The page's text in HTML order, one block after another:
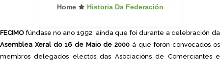
Home Historia Da Federación
FECIMO fúndase no ano 1992, aínda que foi durante a celebración da
Asemblea Xeral do 16 de Maio de 2000 á que foron convocados os
membros delegados electos das Asociacións de Comerciantes e